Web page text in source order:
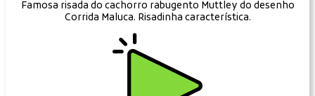
Famosa risada do cachorro rabugento Muttley do desenho
Corrida Maluca. Risadinha característica.